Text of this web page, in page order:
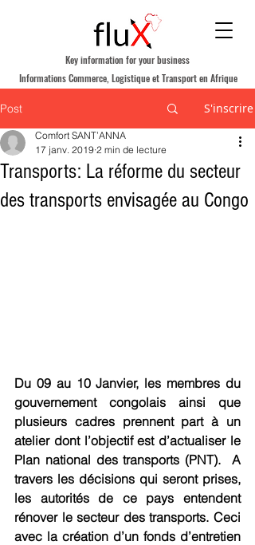
Informations Commerce, Logistique et Transport en Afrique
Key information for your business
Post S'inscrire
Transports: La réforme du secteur
des transports envisagée au Congo
Comfort SANT’ANNA
17 janv. 2019 2 min de lecture
Du 09 au 10 Janvier, les membres du
gouvernement congolais ainsi que
plusieurs cadres prennent part à un
atelier dont l’objectif est d’actualiser le
Plan national des transports (PNT).  A
travers les décisions qui seront prises,
les autorités de ce pays entendent
rénover le secteur des transports. Ceci
avec la création d’un fonds d’entretien